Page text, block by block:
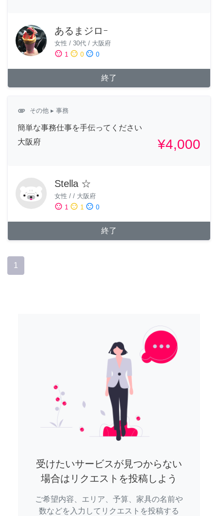
あるまジロｰ
女性 / 30代 / 大阪府
sentiment_satisfied 1 sentiment_neutral 0 sentiment_dissatisfied 0
終了
attachment その他 ▸ 事務
簡単な事務仕事を手伝ってください
大阪府
¥4,000
Stella ☆
女性 / / 大阪府
sentiment_satisfied 1 sentiment_neutral 1 sentiment_dissatisfied 0
終了
1
受けたいサービスが見つからない
場合はリクエストを投稿しよう
ご希望内容、エリア、予算、家具の名前や
数などを入力してリクエストを投稿する